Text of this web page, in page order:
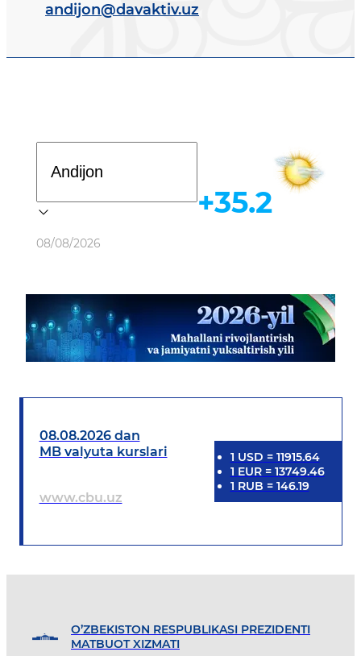
andijon@davaktiv.uz
Ob-havo
08/08/2026
+35.2
08.08.2026 dan
MB valyuta kurslari
www.cbu.uz
1 USD = 11915.64
1 EUR= 13749.46
1 RUB = 146.19
O’ZBEKISTON RESPUBLIKASI PREZIDENTI
MATBUOT XIZMATI